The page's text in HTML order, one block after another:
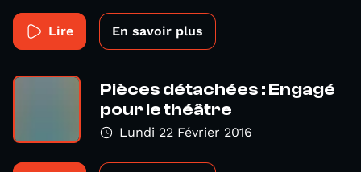
Lire En savoir plus
Pièces détachées : Engagé
pour le théâtre
Lundi 22 Février 2016